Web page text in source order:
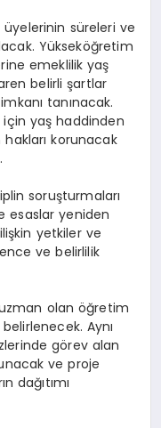
süreleri ve
Yükseköğretim
emeklilik yaş
belirli şartlar
tanınacak.
için yaş haddinden
korunacak
soruşturmaları
esaslar yeniden
yetkiler ve
ve belirlilik
olan öğretim
Aynı
görev alan
ve proje
dağıtımı